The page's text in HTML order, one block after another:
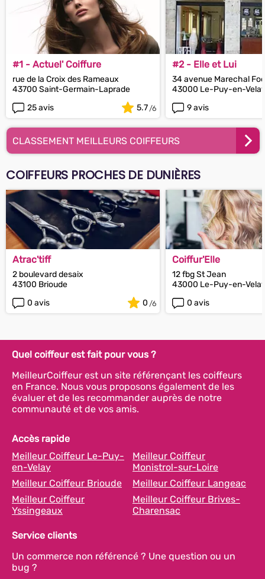
#1 - Actuel' Coiffure
rue de la Croix des Rameaux
43700 Saint-Germain-Laprade
25 avis
5.7
#2 - Elle et Lui
34 avenue Marechal
43000 Le-Puy-en-
9 avis
CLASSEMENT MEILLEURS COIFFEURS
COIFFEURS PROCHES DE DUNIÈRES
Atrac'tiff
2 boulevard desaix
43100 Brioude
0 avis
0
Coiffur'Elle
12 fbg St Jean
43000 Le-Puy-en-
0 avis
Quel coiffeur est fait pour vous ?
MeilleurCoiffeur est un site référençant les coiffeurs
en France. Nous vous proposons également de les
évaluer et de les recommander auprès de notre
communauté et de vos amis.
Accès rapide
Meilleur Coiffeur Le-Puy-
en-Velay
Meilleur Coiffeur
Monistrol-sur-Loire
Meilleur Coiffeur Brioude
Meilleur Coiffeur Langeac
Meilleur Coiffeur
Yssingeaux
Meilleur Coiffeur Brives-
Charensac
Service clients
Un commerce non référencé ? Une question ou un
bug ?